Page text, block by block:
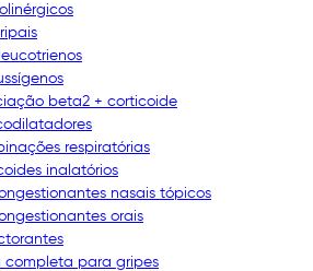
beta2 + corticoide
respiratórias
inalatórios
nasais tópicos
orais
completa para gripes